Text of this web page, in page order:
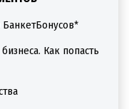
БанкетБонусов*
Как попасть